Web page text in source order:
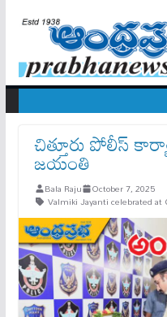
చిత్తూరు పోలీస్
జ‌యంతి
Bala Raju October 7, 2025
Valmiki Jayanti celebrated at